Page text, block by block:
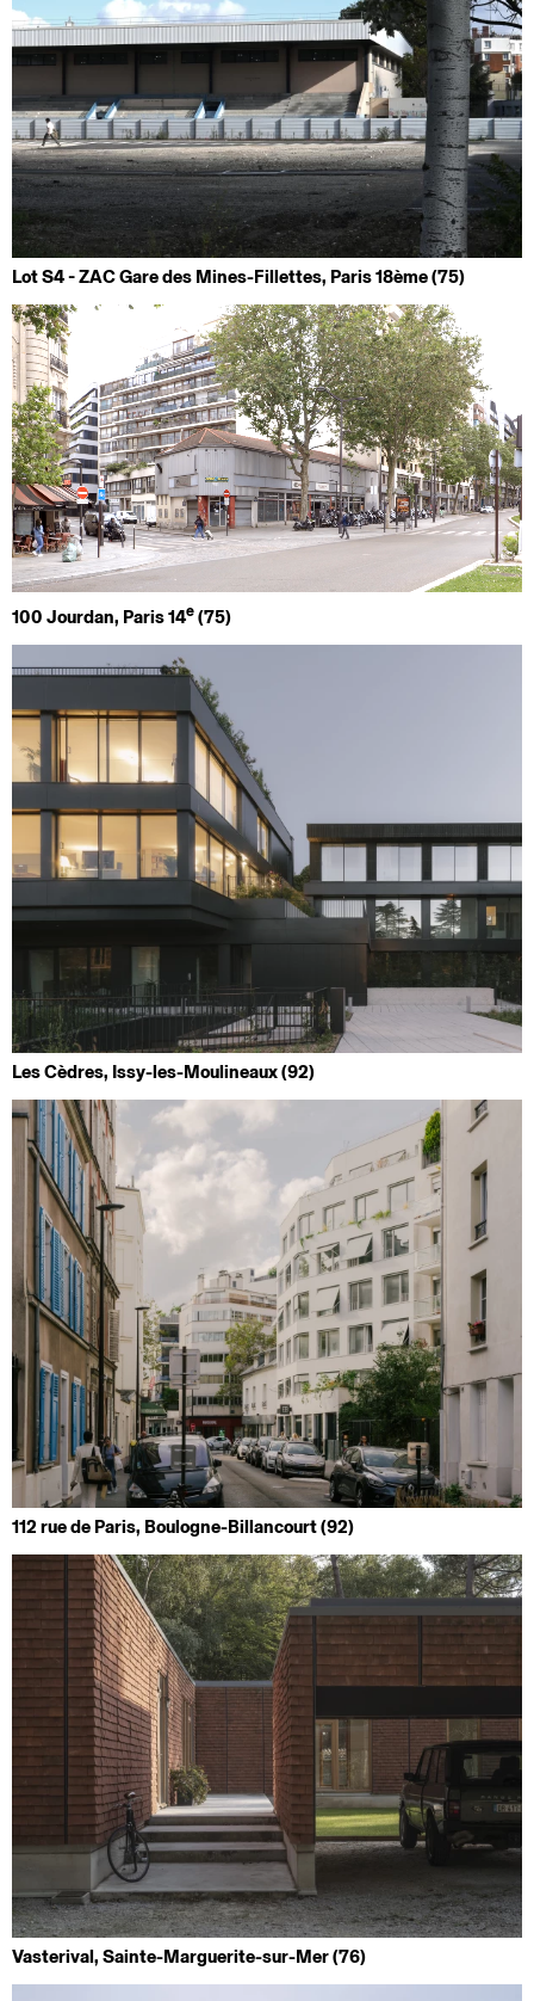
Lot S4 - ZAC Gare des Mines-Fillettes, Paris 18ème (75)
100 Jourdan, Paris 14e (75)
Les Cèdres, Issy-les-Moulineaux (92)
112 rue de Paris, Boulogne-Billancourt (92)
Vasterival, Sainte-Marguerite-sur-Mer (76)